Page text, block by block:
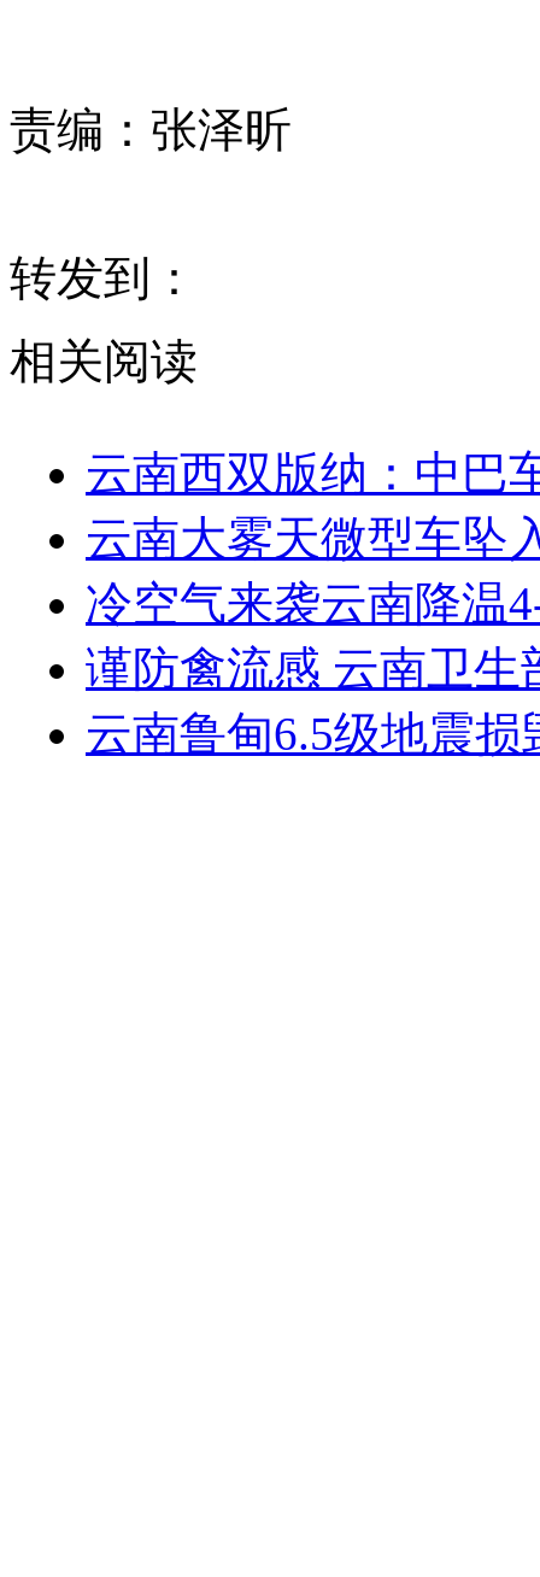
责编： 张泽昕
转发到：
相关阅读
云南西双版纳：中巴
云南大雾天微型车坠
冷空气来袭云南降温
谨防禽流感 云南卫
云南鲁甸6.5级地震